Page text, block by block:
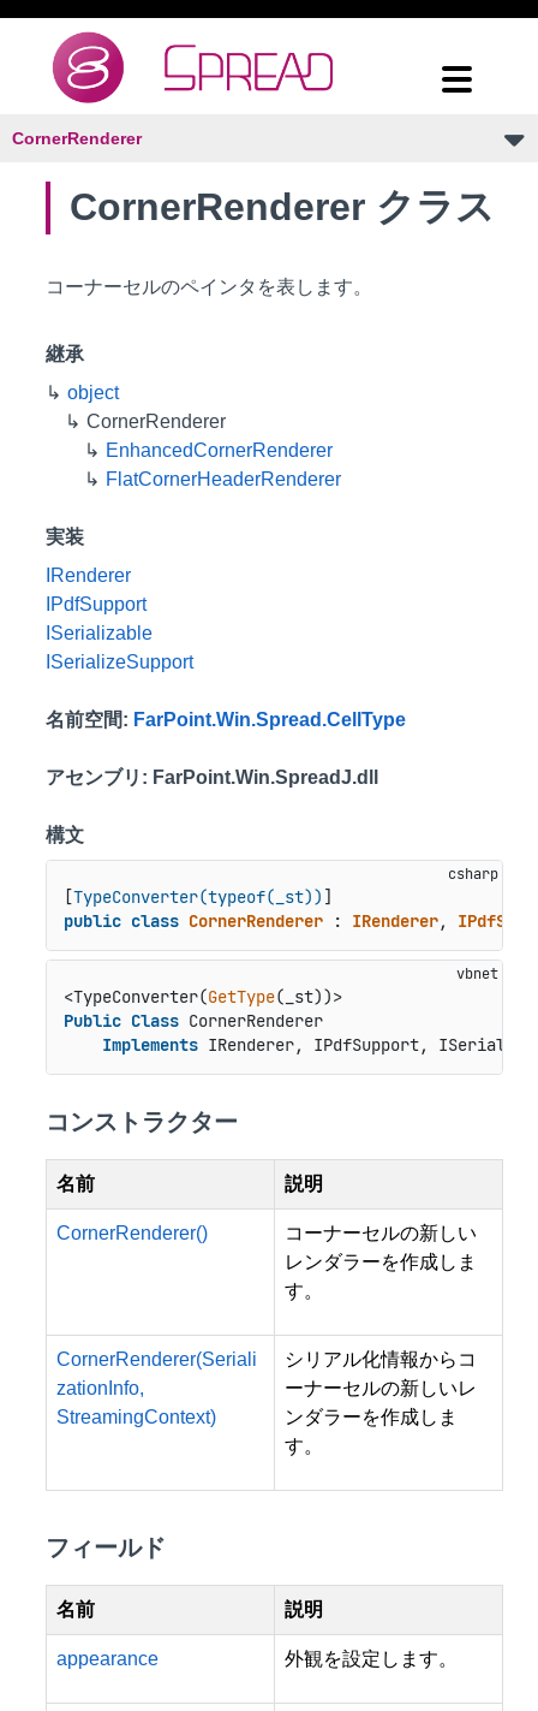
CornerRenderer
CornerRenderer クラス
コーナーセルのペインタを表します。
継承
object
CornerRenderer
EnhancedCornerRenderer
FlatCornerHeaderRenderer
実装
IRenderer
IPdfSupport
ISerializable
ISerializeSupport
名前空間: FarPoint.Win.Spread.CellType
アセンブリ : FarPoint.Win.SpreadJ.dll
構文
[TypeConverter(typeof(_st))
public class CornerRenderer : IRenderer,
<TypeConverter(GetType
(_st))>
Public Class CornerRenderer
Implements IRenderer, IPdfSupport,
コンストラクター
名前 説明
CornerRenderer()
コーナーセルの新しい
レンダラーを作成しま
す。
CornerRenderer(Seriali
zationInfo,
StreamingContext)
シリアル化情報からコ
ーナーセルの新しいレ
ンダラーを作成しま
す。
フィールド
名前 説明
appearance 外観を設定します。